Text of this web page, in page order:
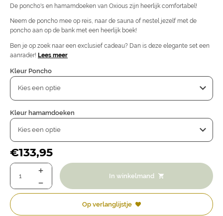
De poncho's en hamamdoeken van Oxious zijn heerlijk comfortabel!
Neem de poncho mee op reis, naar de sauna of nestel jezelf met de
poncho aan op de bank met een heerlijk boek!
Ben je op zoek naar een exclusief cadeau? Dan is deze elegante set een
aanrader! Lees meer
Kleur Poncho
Kleur hamamdoeken
€133,95
In winkelmand
Op verlanglijstje